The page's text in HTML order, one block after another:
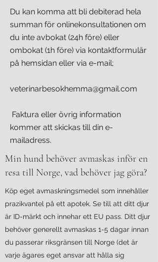
Du kan komma att bli debiterad hela
summan för onlinekonsultationen om
du inte avbokat (24h före) eller
ombokat (1h före) via kontaktformulär
på hemsidan eller via e-mail;
veterinarbesokhemma@gmail.com
Faktura eller övrig information
kommer att skickas till din e-
mailadress.
Min hund behöver avmaskas inför en
resa till Norge, vad behöver jag göra?
Köp eget avmaskningsmedel som innehåller
prazikvantel på ett apotek. Se till att ditt djur
är ID-märkt och innehar ett EU pass. Ditt djur
behöver generellt avmaskas 1-5 dagar innan
du passerar riksgränsen till Norge (det är
varje ägares eget ansvar att hålla sig